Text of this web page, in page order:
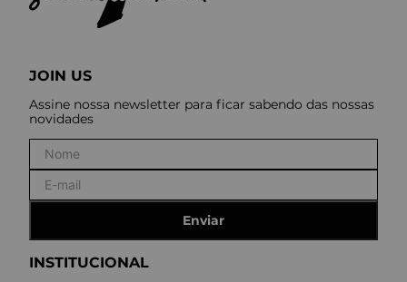
INSTITUCIONAL
JOIN US
Assine nossa newsletter para ficar sabendo das nossas
novidades
Enviar